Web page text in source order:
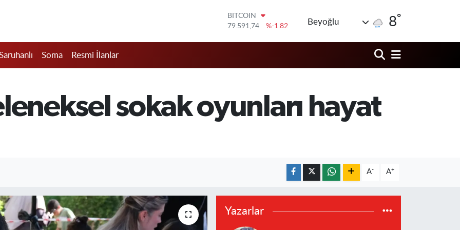
DOLAR
45,43620
%0.02
61,60380
%0.18
14.598,00
%0
BITCOIN
Beyoğlu 8°
Soma Resmi İlanlar
sokak oyunları hayat
A- A+
Yazarlar